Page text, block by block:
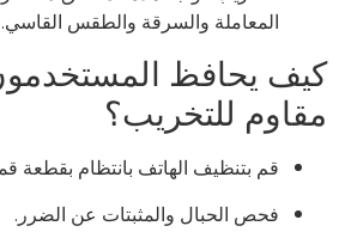
المعاملة والسرقة والطقس القاسي.
يحافظ
للتخريب؟
قم بتنظيف الهاتف بانتظام بقطعة
فحص الحبال والمثبتات عن الضرر.